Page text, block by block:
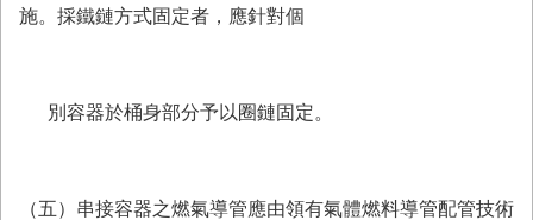
施。採鐵鏈方式固定者，應針對個
別容器於桶身部分予以圈鏈固定。
（五）串接容器之燃氣導管應由領有氣體燃料導管配管技術